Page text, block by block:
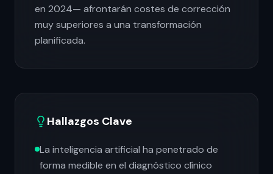
en 2024— afrontarán costes de corrección
muy superiores a una transformación
planificada.
Hallazgos Clave
La inteligencia artificial ha penetrado de
forma medible en el diagnóstico clínico